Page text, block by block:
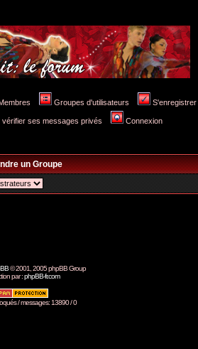
Groupes d'utilisateurs S'enregistrer
ses messages privés Connexion
un Groupe
© 2001, 2005 phpBB Group
par :phpBB-fr.com
/ messages: 13890 / 0